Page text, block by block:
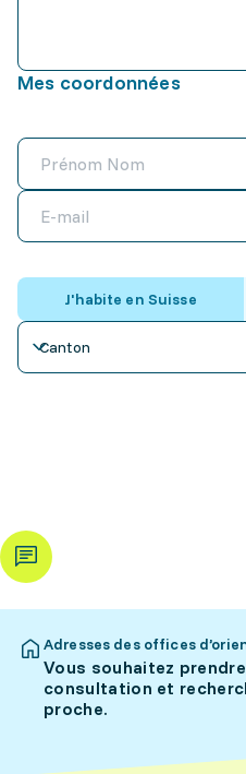
Mes coordonnées
J'habite en Suisse
Canton
Adresses des offices
Vous souhaitez
consultation et
proche.